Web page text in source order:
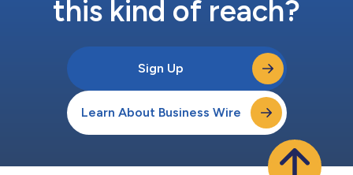
this kind of reach?
Sign Up
Learn About Business Wire